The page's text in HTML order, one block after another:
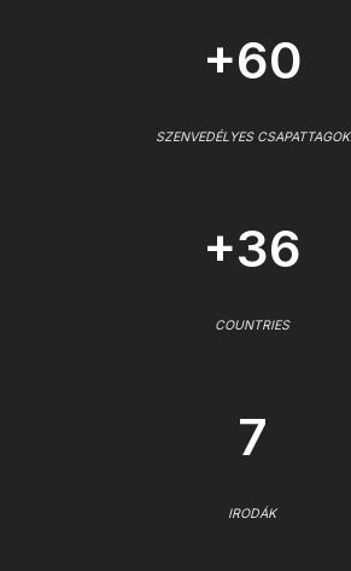
+60
SZENVEDÉLYES CSAPATTAGOK
+36
COUNTRIES
7
IRODÁK